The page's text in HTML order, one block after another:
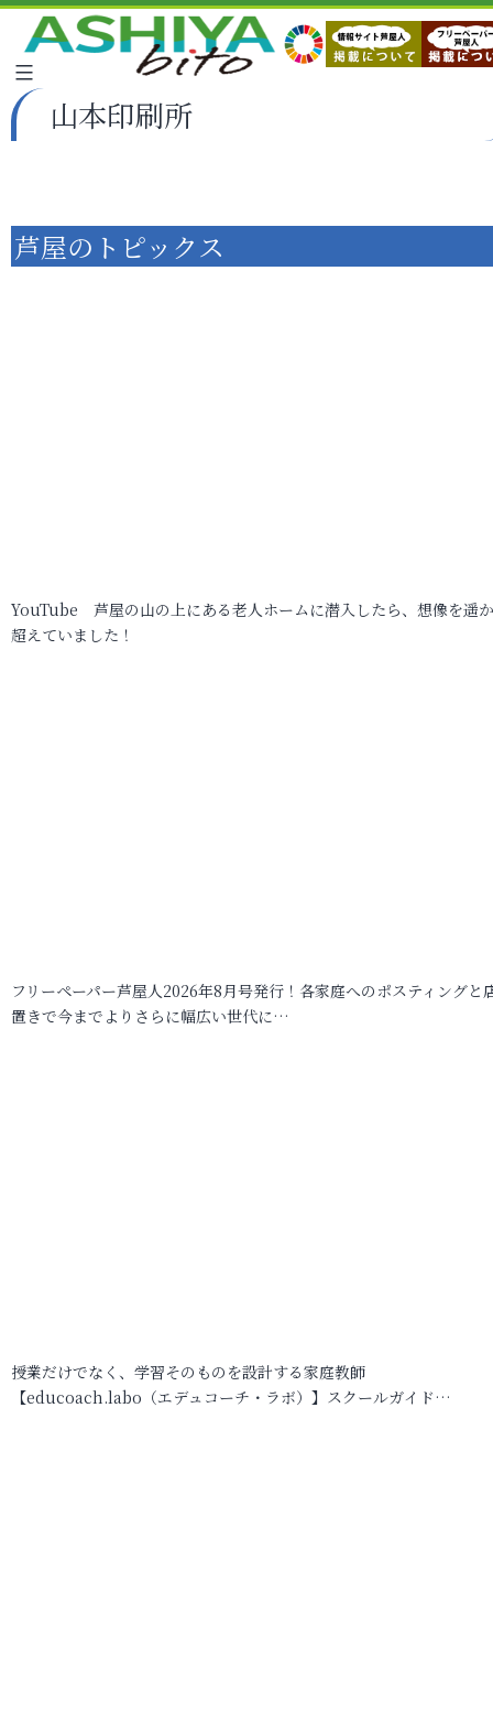
山本印刷所
芦屋のトピックス
YouTube 芦屋の山の上にある老人ホームに潜入したら、想像を遥
超えていました！
フリーペーパー芦屋人2026年8月号発行！各家庭へのポスティングと
置きで今までよりさらに幅広い世代に…
授業だけでなく、学習そのものを設計する家庭教師
【educoach.labo（エデュコーチ・ラボ）】スクールガイド…